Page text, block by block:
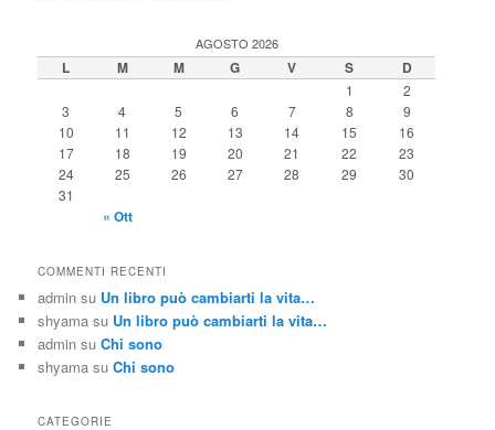
AGOSTO 2026
L M M G V S D
1
2
3
4 5 6 7 8
9
10
11 12 13 14 15
16
17
18 19 20 21 22
23
24
25 26 27 28 29
30
31
« Ott
COMMENTI RECENTI
admin su Un libro può cambiarti la vita…
shyama su Un libro può cambiarti la vita…
admin suChi sono
shyama suChi sono
CATEGORIE